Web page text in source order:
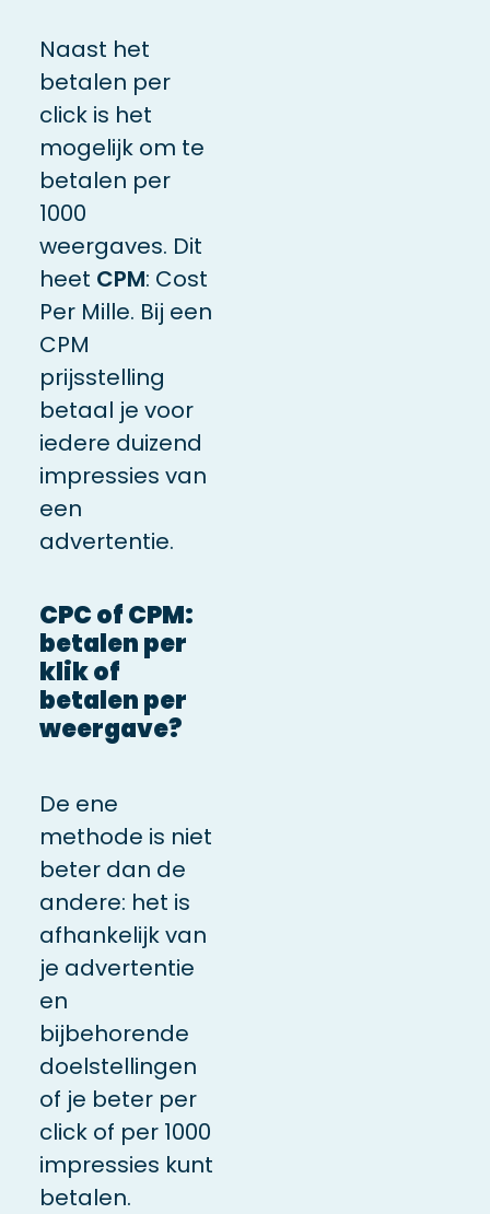
Naast het
betalen per
click is het
mogelijk om te
betalen per
1000
weergaves. Dit
heet CPM: Cost
Per Mille. Bij een
CPM
prijsstelling
betaal je voor
iedere duizend
impressies van
een
advertentie.
CPC of CPM:
betalen per
klik of
betalen per
weergave?
De ene
methode is niet
beter dan de
andere: het is
afhankelijk van
je advertentie
en
bijbehorende
doelstellingen
of je beter per
click of per 1000
impressies kunt
betalen.